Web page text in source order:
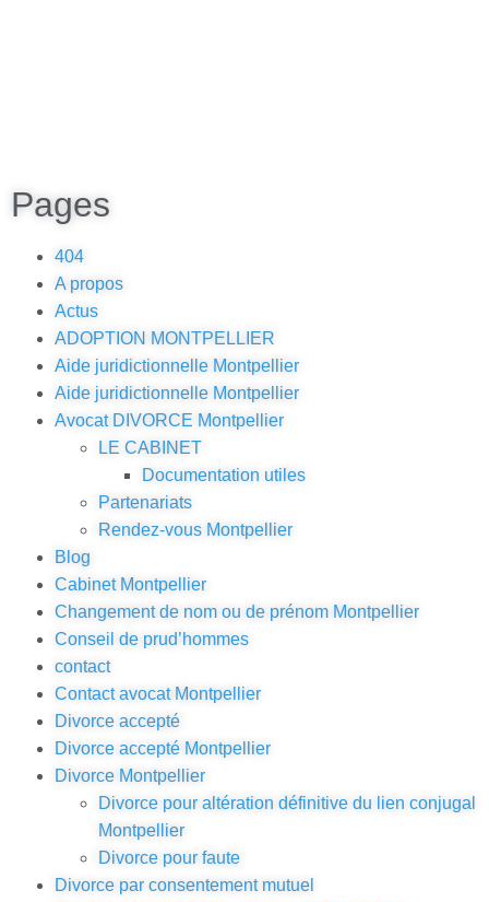
Pages
404
A propos
Actus
ADOPTION MONTPELLIER
Aide juridictionnelle Montpellier
Aide juridictionnelle Montpellier
Avocat DIVORCE Montpellier
LE CABINET
Documentation utiles
Partenariats
Rendez-vous Montpellier
Blog
Cabinet Montpellier
Changement de nom ou de prénom Montpellier
Conseil de prud’hommes
contact
Contact avocat Montpellier
Divorce accepté
Divorce accepté Montpellier
Divorce Montpellier
Divorce pour altération définitive du lien conjugal
Montpellier
Divorce pour faute
Divorce par consentement mutuel